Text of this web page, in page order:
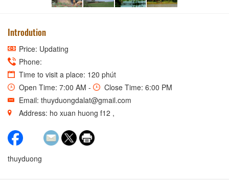
Introdution
Price: Updating
Phone:
Time to visit a place: 120 phút
Open Time: 7:00 AM -
Close Time: 6:00 PM
Email: thuyduongdalat@gmail.com
Address: ho xuan huong f12 ,
thuyduong